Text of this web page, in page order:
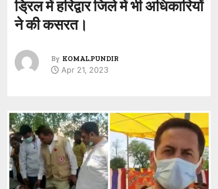
ड्रिल में हरिद्वार जिले में भी अधिकारियों
ने की कसरत।
By KOMAL.PUNDIR
Apr 21, 2023